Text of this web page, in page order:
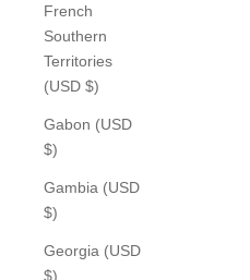
French
Southern
Territories
(USD $)
Gabon (USD
$)
Gambia (USD
$)
Georgia (USD
$)